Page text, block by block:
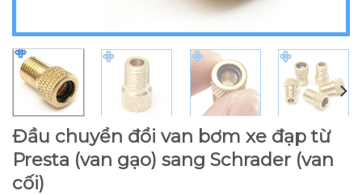
Đầu chuyển đổi van bơm xe đạp từ
Presta (van gạo) sang Schrader (van
cối)